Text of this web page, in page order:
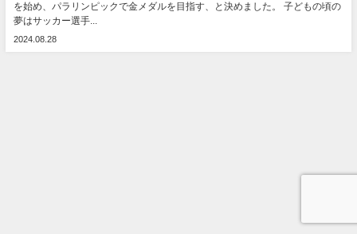
を始め、パラリンピックで金メダルを目指す、と決めました。 子どもの頃の
夢はサッカー選手...
2024.08.28